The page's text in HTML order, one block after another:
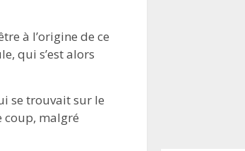
à l’origine de ce
qui s’est alors
se trouvait sur le
coup, malgré